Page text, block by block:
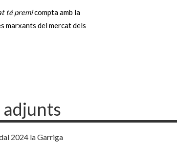
té premicompta amb la
marxants del mercat dels
2024 la Garriga